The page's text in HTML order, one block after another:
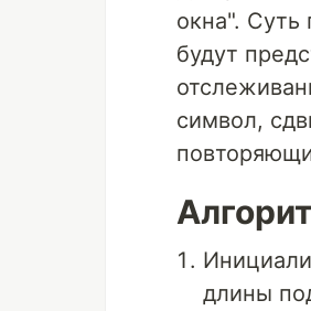
окна". Суть
будут
символ,
длины